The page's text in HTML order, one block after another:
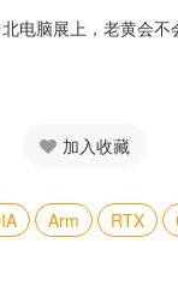
电脑展上，老黄会不
加入收藏
Arm RTX